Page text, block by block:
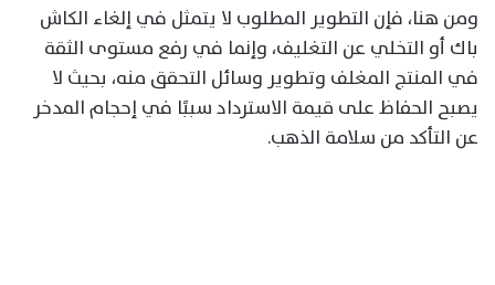
ومن هنا، فإن التطوير المطلوب لا يتمثل في إلغاء الكاش
باك أو التخلي عن التغليف، وإنما في رفع مستوى الثقة
في المنتج المغلف وتطوير وسائل التحقق منه، بحيث لا
يصبح الحفاظ على قيمة الاسترداد سببًا في إحجام المدخر
عن التأكد من سلامة الذهب.